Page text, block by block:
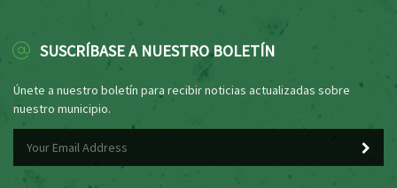
SUSCRÍBASE A NUESTRO BOLETÍN
Únete a nuestro boletín para recibir noticias actualizadas sobre
nuestro municipio.